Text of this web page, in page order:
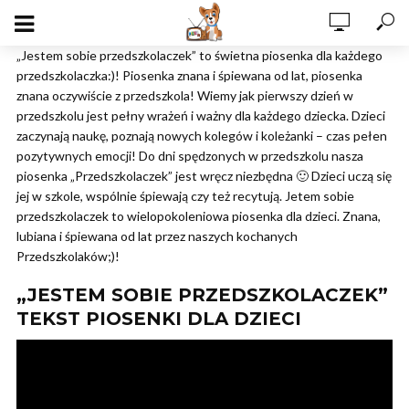
„Jestem sobie przedszkolaczek” to świetna piosenka dla każdego
przedszkolaczka:)! Piosenka znana i śpiewana od lat, piosenka
znana oczywiście z przedszkola! Wiemy jak pierwszy dzień w
przedszkolu jest pełny wrażeń i ważny dla każdego dziecka. Dzieci
zaczynają naukę, poznają nowych kolegów i koleżanki – czas pełen
pozytywnych emocji! Do dni spędzonych w przedszkolu nasza
piosenka „Przedszkolaczek” jest wręcz niezbędna 🙂 Dzieci uczą się
jej w szkole, wspólnie śpiewają czy też recytują. Jetem sobie
przedszkolaczek to wielopokoleniowa piosenka dla dzieci. Znana,
lubiana i śpiewana od lat przez naszych kochanych
Przedszkolaków;)!
„JESTEM SOBIE PRZEDSZKOLACZEK”
TEKST PIOSENKI DLA DZIECI